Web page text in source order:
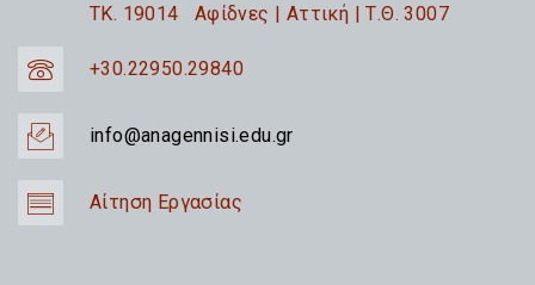
TK. 19014 Αφίδνες | Αττική | Τ.Θ. 3007
+30.22950.29840
info@anagennisi.edu.gr
Αίτηση Εργασίας